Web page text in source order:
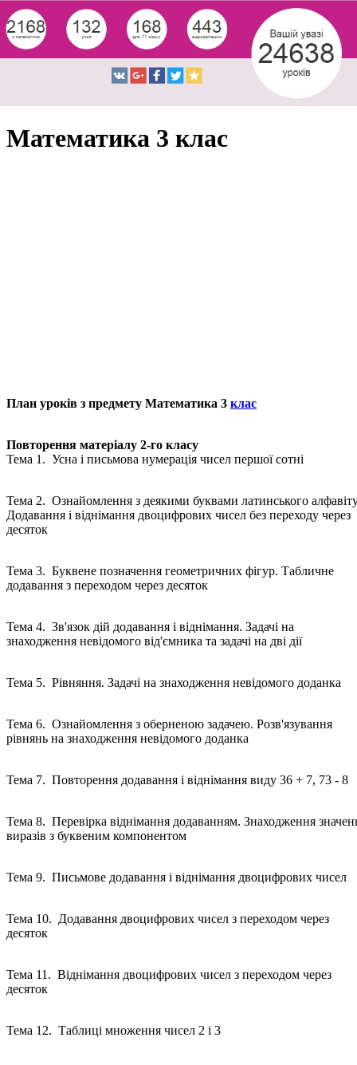
Математика 3 клас
План уроків з предмету Математика 3 клас
Повторення матеріалу 2-го класу
Тема 1. Усна і письмова нумерація чисел першої сотні
Тема 2. Ознайомлення з деякими буквами латинського
Додавання і віднімання двоцифрових чисел без переходу через
десяток
Тема 3. Буквене позначення геометричних фігур. Табличне
додавання з переходом через десяток
Тема 4. Зв'язок дій додавання і віднімання. Задачі на
знаходження невідомого від'ємника та задачі на дві дії
Тема 5. Рівняння. Задачі на знаходження невідомого доданка
Тема 6. Ознайомлення з оберненою задачею. Розв'язування
рівнянь на знаходження невідомого доданка
Тема 7. Повторення додавання і віднімання виду 36 + 7, 73 - 8
Тема 8. Перевірка віднімання додаванням. Знаходження
виразів з буквеним компонентом
Тема 9. Письмове додавання і віднімання двоцифрових
Тема 10. Додавання двоцифрових чисел з переходом через
десяток
Тема 11. Віднімання двоцифрових чисел з переходом через
десяток
Тема 12. Таблиці множення чисел 2 і 3